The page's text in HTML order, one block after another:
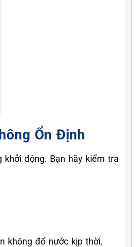
Ổn Định
khởi động. Bạn hãy kiểm tra
không đổ nước kịp thời,